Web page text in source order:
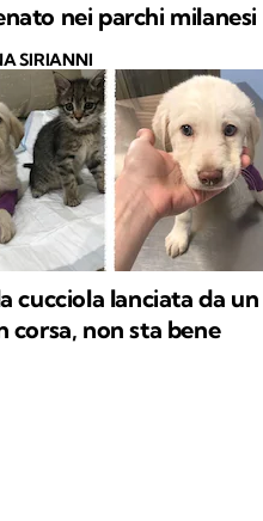
nei parchi milanesi
SIRIANNI
cucciola lanciata da un
corsa, non sta bene